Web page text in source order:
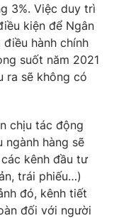
3%. Việc duy trì
kiện để Ngân
hành chính
suốt năm 2021
ra sẽ không có
chịu tác động
ngành hàng sẽ
kênh đầu tư
trái phiếu…)
đó, kênh tiết
đối với người